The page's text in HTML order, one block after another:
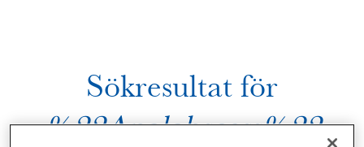
Sökresultat för
%22Analabscess%22